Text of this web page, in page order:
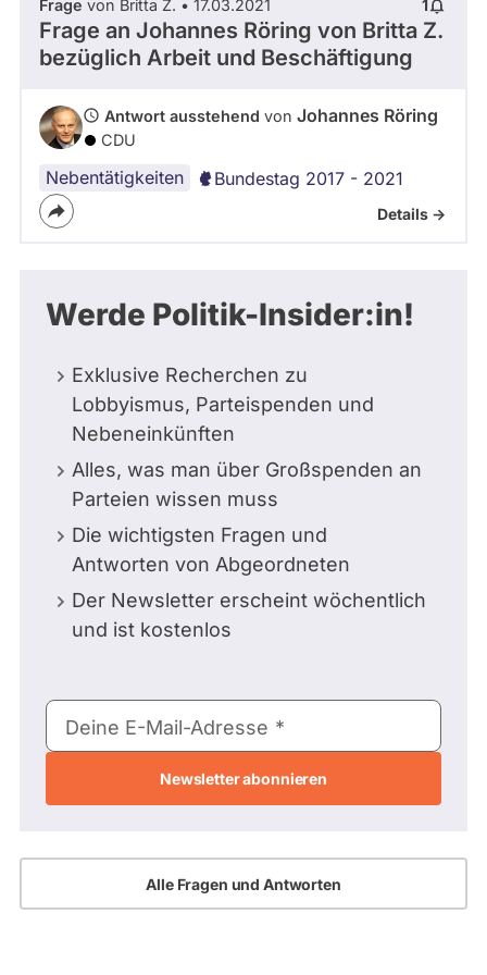
Frage von Britta Z. • 17.03.2021 1
Frage an Johannes Röring von Britta Z.
bezüglich Arbeit und Beschäftigung
Antwort ausstehend von Johannes Röring
CDU
Nebentätigkeiten Bundestag 2017 - 2021
Details ->
Werde Politik-Insider:in!
Exklusive Recherchen zu
Lobbyismus, Parteispenden und
Nebeneinkünften
Alles, was man über Großspenden an
Parteien wissen muss
Die wichtigsten Fragen und
Antworten von Abgeordneten
Der Newsletter erscheint wöchentlich
und ist kostenlos
E-
Mail-
Deine E-Mail-Adresse
Alle Fragen und Antworten